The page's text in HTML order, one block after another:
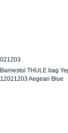
021203
Barnestol THULE bag
12021203 Aegean Blue